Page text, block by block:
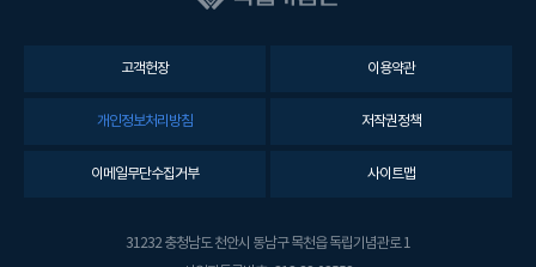
고객헌장 이용약관
개인정보처리방침 저작권정책
이메일무단수집거부 사이트맵
31232 충청남도 천안시 동남구 목천읍 독립기념관로 1